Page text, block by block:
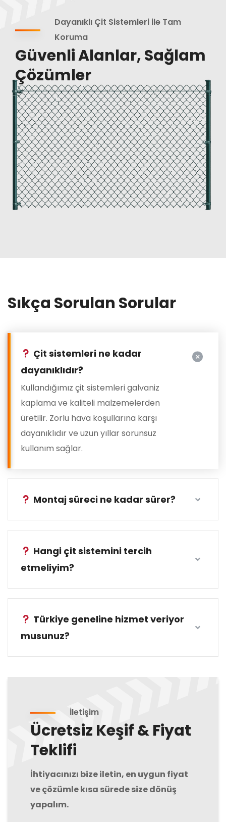
Dayanıklı Çit Sistemleri ile Tam
Koruma
Güvenli Alanlar, Sağlam
Çözümler
Sıkça Sorulan Sorular
Çit sistemleri ne kadar
dayanıklıdır?
Kullandığımız çit sistemleri galvaniz
kaplama ve kaliteli malzemelerden
üretilir. Zorlu hava koşullarına karşı
dayanıklıdır ve uzun yıllar sorunsuz
kullanım sağlar.
Montaj süreci ne kadar sürer?
Hangi çit sistemini tercih
etmeliyim?
Türkiye geneline hizmet veriyor
musunuz?
İletişim
Ücretsiz Keşif & Fiyat
Teklifi
İhtiyacınızı bize iletin, en uygun fiyat
ve çözümle kısa sürede size dönüş
yapalım.